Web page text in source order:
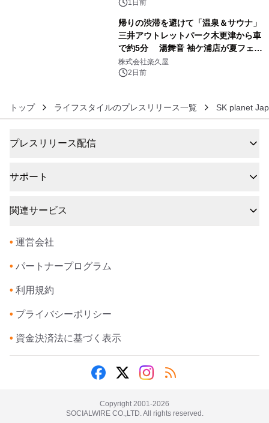
1日前
帰りの渋滞を避けて「温泉＆サウナ」
三井アウトレットパーク木更津から車
で約5分 湯舞音 袖ケ浦店が夏フェア
メニューを提供
株式会社楽久屋
2日前
トップ ライフスタイルのプレスリリース一覧 SK planet
プレスリリース配信
サポート
関連サービス
• 運営会社
• パートナープログラム
• 利用規約
• プライバシーポリシー
• 資金決済法に基づく表示
Copyright 2001-2026
SOCIALWIRE CO.,LTD. All rights reserved.